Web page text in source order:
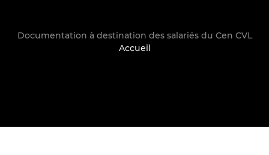
Documentation à destination des salariés du Cen CVL
Accueil